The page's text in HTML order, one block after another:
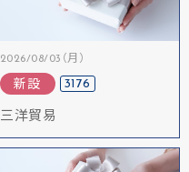
2026/08/03（月）
新設 3176
三洋貿易